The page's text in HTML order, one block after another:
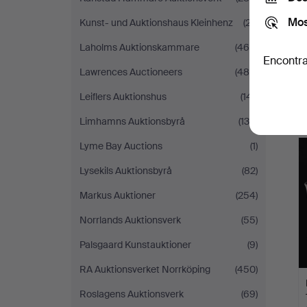
Kunst- und Auktionshaus Kleinhenz
(27)
Laholms Auktionskammare
(469)
Lawrences Auctioneers
(486)
Leiflers Auktionshus
(141)
Limhamns Auktionsbyrå
(130)
Lyme Bay Auctions
(1)
Lysekils Auktionsbyrå
(82)
Markus Auktioner
(254)
Norrlands Auktionsverk
(55)
Palsgaard Kunstauktioner
(9)
RA Auktionsverket Norrköping
(450)
Roslagens Auktionsverk
(69)